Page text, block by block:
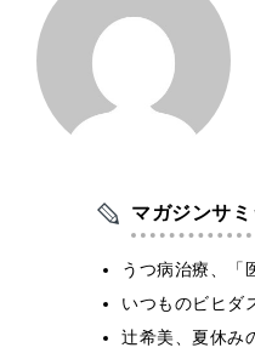
マガジンサ
うつ病治療、「
いつものビヒ
辻希美、夏休み